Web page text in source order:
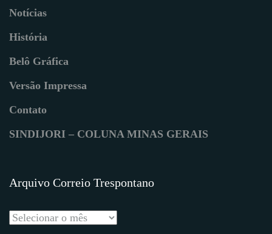
Notícias
História
Belô Gráfica
Versão Impressa
Contato
SINDIJORI – COLUNA MINAS GERAIS
Arquivo Correio Trespontano